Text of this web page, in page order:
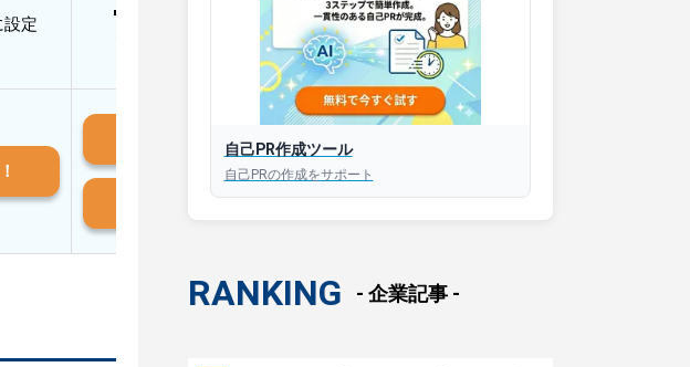
定
AIと対話して面接練習ができ
iOS版はこちら
Android版はこちら
自己PR作成ツール
自己PRの作成をサポート
RANKING - 企業記事 -